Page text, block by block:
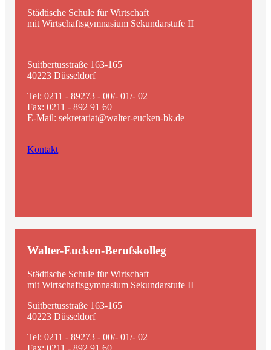
Städtische Schule für Wirtschaft
mit Wirtschaftsgymnasium Sekundarstufe II
Suitbertusstraße 163-165
40223 Düsseldorf
Tel: 0211 - 89273 - 00/- 01/- 02
Fax: 0211 - 892 91 60
E-Mail: sekretariat@walter-eucken-bk.de
Kontakt
Walter-Eucken-Berufskolleg
Städtische Schule für Wirtschaft
mit Wirtschaftsgymnasium Sekundarstufe II
Suitbertusstraße 163-165
40223 Düsseldorf
Tel: 0211 - 89273 - 00/- 01/- 02
Fax: 0211 - 892 91 60